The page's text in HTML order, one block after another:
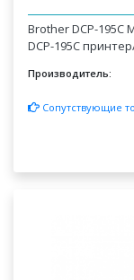
Brother DCP-
DCP-195C
Производитель:
Сопутствующие